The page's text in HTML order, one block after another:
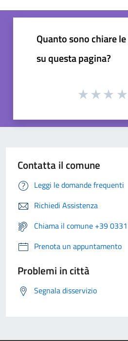
Quanto sono chiare
su questa pagina?
Contatta il comune
Leggi le domande frequenti
Richiedi Assistenza
Chiama il comune +39
Prenota un appuntamento
Problemi in città
Segnala disservizio